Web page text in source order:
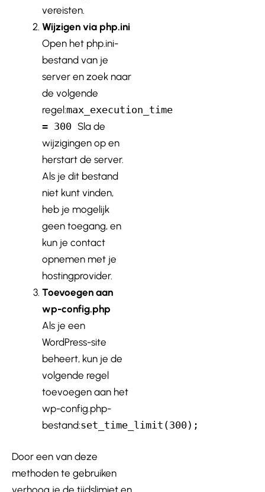
vereisten.
Wijzigen via php.ini
Open het php.ini-
bestand van je
server en zoek naar
de volgende
regel:max_execution_time
= 300 Sla de
wijzigingen op en
herstart de server.
Als je dit bestand
niet kunt vinden,
heb je mogelijk
geen toegang, en
kun je contact
opnemen met je
hostingprovider.
Toevoegen aan
wp-config.php
Als je een
WordPress-site
beheert, kun je de
volgende regel
toevoegen aan het
wp-config.php-
bestand:set_time_limit(300);
Door een van deze
methoden te gebruiken